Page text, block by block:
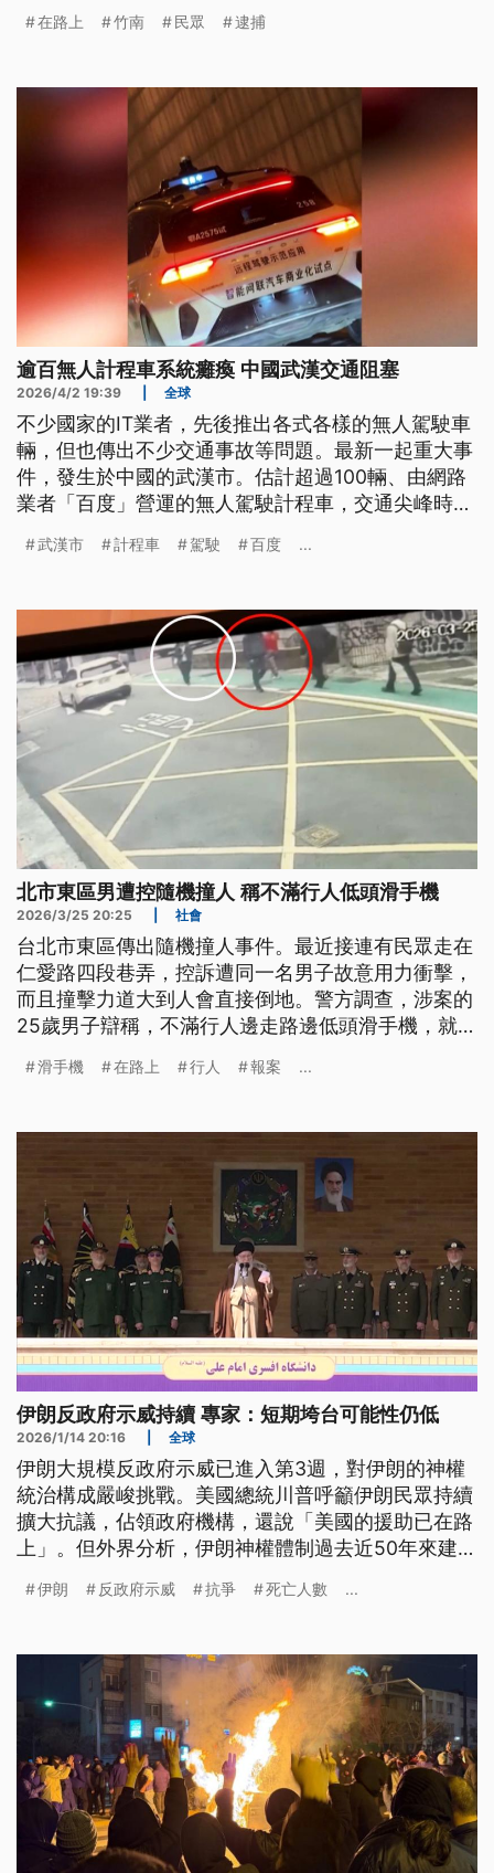
在路上 竹南 民眾 逮捕
逾百無人計程車系統癱瘓 中國武漢交通阻塞
2026/4/2 19:39 全球
不少國家的IT業者，先後推出各式各樣的無人駕駛車
輛，但也傳出不少交通事故等問題。最新一起重大事
件，發生於中國的武漢市。估計超過100輛、由網路
業者「百度」營運的無人駕駛計程車，交通尖峰時刻
交通嚴重阻塞，事發原因目前還在調查中。
武漢市 計程車 駕駛 百度 ...
北市東區男遭控隨機撞人 稱不滿行人低頭滑手機
2026/3/25 20:25 社會
台北市東區傳出隨機撞人事件。最近接連有民眾走在
仁愛路四段巷弄，控訴遭同一名男子故意用力衝擊，
而且撞擊力道大到人會直接倒地。警方調查，涉案的
25歲男子辯稱，不滿行人邊走路邊低頭滑手機，就故
滑手機 在路上 行人 報案 ...
伊朗反政府示威持續 專家：短期垮台可能性仍低
2026/1/14 20:16 全球
伊朗大規模反政府示威已進入第3週，對伊朗的神權
統治構成嚴峻挑戰。美國總統川普呼籲伊朗民眾持續
擴大抗議，佔領政府機構，還說「美國的援助已在路
上」。但外界分析，伊朗神權體制過去近50年來建立
性並不大。
伊朗 反政府示威 抗爭 死亡人數 ...